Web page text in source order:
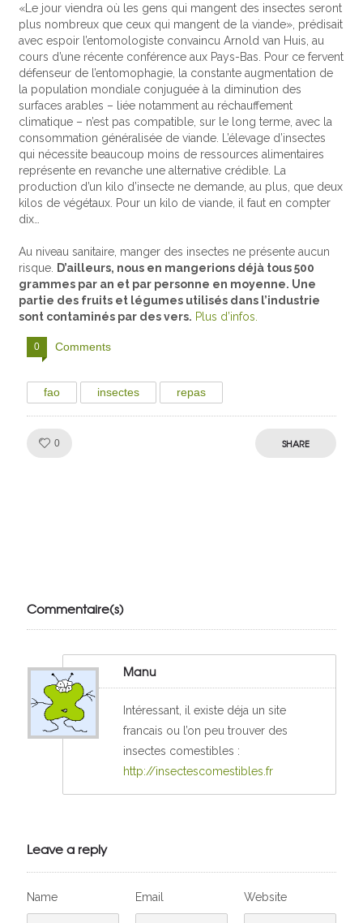
«Le jour viendra où les gens qui mangent des insectes seront
plus nombreux que ceux qui mangent de la viande», prédisait
avec espoir l’entomologiste convaincu Arnold van Huis, au
cours d’une récente conférence aux Pays-Bas. Pour ce fervent
défenseur de l’entomophagie, la constante augmentation de
la population mondiale conjuguée à la diminution des
surfaces arables – liée notamment au réchauffement
climatique – n’est pas compatible, sur le long terme, avec la
consommation généralisée de viande. L’élevage d’insectes
qui nécessite beaucoup moins de ressources alimentaires
représente en revanche une alternative crédible. La
production d’un kilo d’insecte ne demande, au plus, que deux
kilos de végétaux. Pour un kilo de viande, il faut en compter
dix…
Au niveau sanitaire, manger des insectes ne présente aucun
risque.
D’ailleurs, nous en mangerions déjà tous 500
grammes par an et par personne en moyenne. Une
partie des fruits et légumes utilisés dans l’industrie
sont contaminés par des vers. Plus d’infos.
0 Comments
fao insectes repas
0 SHARE
Commentaire(s)
Manu
Intéressant, il existe déja un site
francais ou l’on peu trouver des
insectes comestibles :
http://insectescomestibles.fr
Leave a reply
Name Email Website